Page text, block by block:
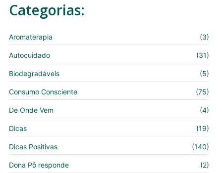
Categorias:
Aromaterapia (3)
Autocuidado (31)
Biodegradáveis (5)
Consumo Consciente (75)
De Onde Vem (4)
Dicas (19)
Dicas Positivas (140)
Dona Pô responde (2)